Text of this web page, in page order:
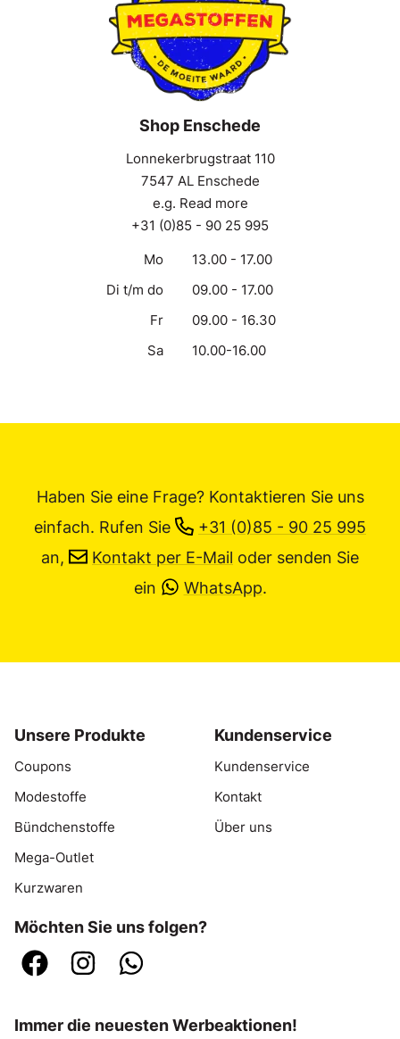
Shop Enschede
Lonnekerbrugstraat 110
7547 AL Enschede
e.g. Read more
+31 (0)85 - 90 25 995
Mo
13.00 - 17.00
Di t/m do
09.00 - 17.00
Fr
09.00 - 16.30
Sa
10.00-16.00
Haben Sie eine Frage? Kontaktieren Sie uns
einfach. Rufen Sie
+31 (0)85 - 90 25 995
an,
Kontakt per E-Mail oder senden Sie
ein
WhatsApp.
Unsere Produkte
Coupons
Modestoffe
Bündchenstoffe
Mega-Outlet
Kurzwaren
Kundenservice
Kundenservice
Kontakt
Über uns
Möchten Sie uns folgen?
Immer die neuesten Werbeaktionen!